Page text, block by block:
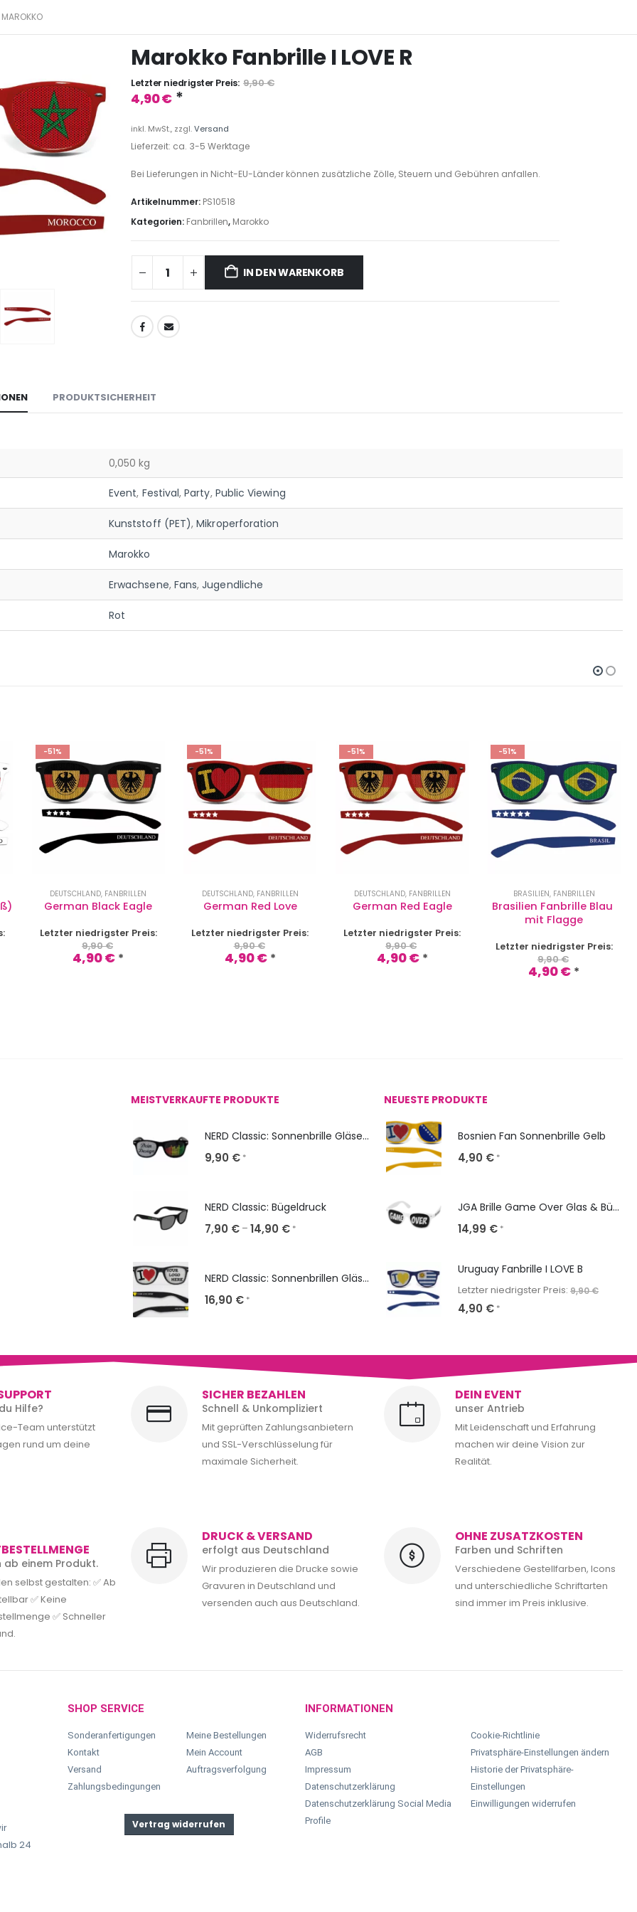
MAROKKO
Marokko Fanbrille I LOVE R
Letzter niedrigster Preis: 9,90€
4,90€ *
inkl. MwSt., zzgl.Versand
Lieferzeit: ca. 3-5 Werktage
Bei Lieferungen in Nicht-EU-Länder können zusätzliche Zölle, Steuern und Gebühren anfallen.
Artikelnummer: PS10518
Kategorien: Fanbrillen, Marokko
IN DEN WARENKORB
PRODUKTSICHERHEIT
0,050 kg
Event, Festival,Party, Public Viewing
Kunststoff (PET),Mikroperforation
Marokko
Erwachsene, Fans,Jugendliche
Rot
-51%
DEUTSCHLAND, FANBRILLEN
German Black Eagle
Letzter niedrigster Preis:
9,90€
4,90€ *
-51%
DEUTSCHLAND, FANBRILLEN
German Red Love
Letzter niedrigster Preis:
9,90€
4,90€ *
-51%
DEUTSCHLAND, FANBRILLEN
German Red Eagle
Letzter niedrigster Preis:
9,90€
4,90€ *
-51%
BRASILIEN, FANBRILLEN
Brasilien Fanbrille Blau
mit Flagge
Letzter niedrigster Preis:
9,90€
4,90€ *
MEISTVERKAUFTE PRODUKTE
NERD Classic: Sonnenbrille Gläser bedrucken
9,90 € *
NERD Classic: Bügeldruck
7,90 € – 14,90 € *
NERD Classic: Sonnenbrillen Gläser & Bügel bedrucken
16,90 € *
NEUESTE PRODUKTE
Bosnien Fan Sonnenbrille Gelb
4,90 € *
JGA Brille Game Over Glas & Bügel gestalten
14,99 € *
Uruguay Fanbrille I LOVE B
Letzter niedrigster Preis: 9,90€
4,90 € *
Hilfe?
Team unterstützt
rund um deine
SICHER BEZAHLEN
Schnell & Unkompliziert
Mit geprüften Zahlungsanbietern
und SSL-Verschlüsselung für
maximale Sicherheit.
DEIN EVENT
unser Antrieb
Mit Leidenschaft und Erfahrung
machen wir deine Vision zur
Realität.
ab einem Produkt.
selbst gestalten: ✅ Ab
✅ Keine
✅ Schneller
DRUCK & VERSAND
erfolgt aus Deutschland
Wir produzieren die Drucke sowie
Gravuren in Deutschland und
versenden auch aus Deutschland.
OHNE ZUSATZKOSTEN
Farben und Schriften
Verschiedene Gestellfarben, Icons
und unterschiedliche Schriftarten
sind immer im Preis inklusive.
24
SHOP SERVICE
Sonderanfertigungen
Kontakt
Versand
Zahlungsbedingungen
Meine Bestellungen
Mein Account
Auftragsverfolgung
Vertrag widerrufen
INFORMATIONEN
Widerrufsrecht
AGB
Impressum
Datenschutzerklärung
Datenschutzerklärung Social Media
Profile
Cookie-Richtlinie
Privatsphäre-Einstellungen ändern
Historie der Privatsphäre-
Einstellungen
Einwilligungen widerrufen